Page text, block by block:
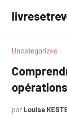
contenu
Uncategorized
par Louise